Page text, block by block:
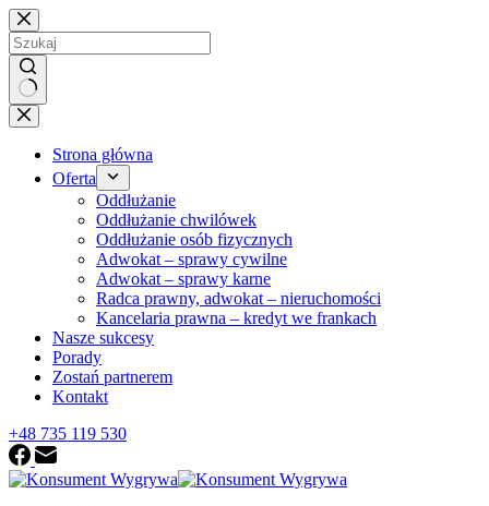
Przejdź
do
treści
Brak
wyników
Strona główna
Oferta
Oddłużanie
Oddłużanie chwilówek
Oddłużanie osób fizycznych
Adwokat – sprawy cywilne
Adwokat – sprawy karne
Radca prawny, adwokat – nieruchomości
Kancelaria prawna – kredyt we frankach
Nasze sukcesy
Porady
Zostań partnerem
Kontakt
+48 735 119 530